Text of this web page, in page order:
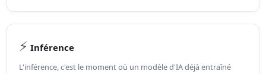
⚡ Inférence
L'inférence, c'est le moment où un modèle d'IA déjà entraîné